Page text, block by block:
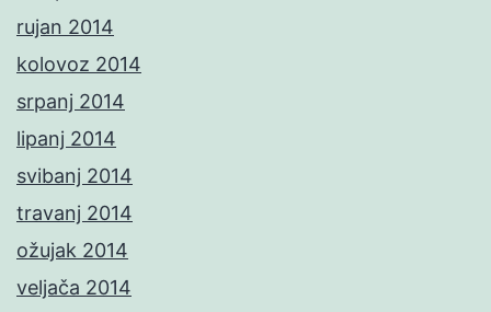
rujan 2014
kolovoz 2014
srpanj 2014
lipanj 2014
svibanj 2014
travanj 2014
ožujak 2014
veljača 2014